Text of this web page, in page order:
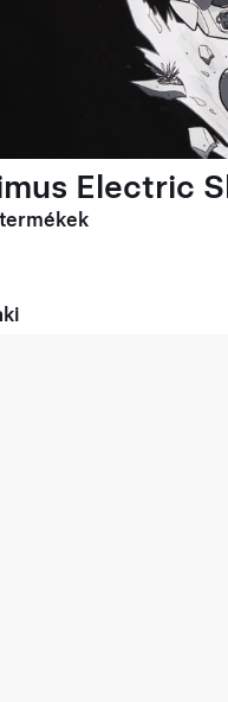
Electric